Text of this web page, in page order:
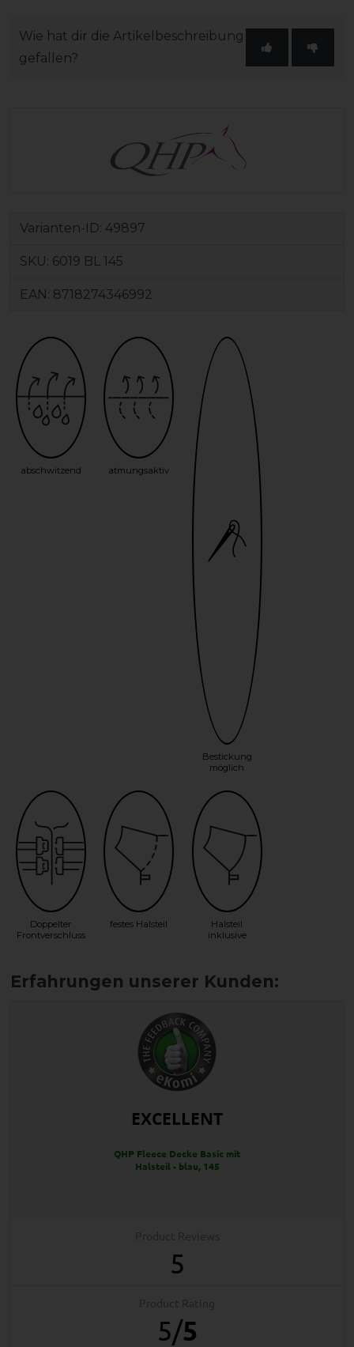
Wie hat dir die Artikelbeschreibung
gefallen?
Varianten-ID: 49897
SKU: 6019 BL 145
EAN: 8718274346992
abschwitzend atmungsaktiv
Bestickung
möglich
Doppelter
Frontverschluss
festes Halsteil
Halsteil
inklusive
EXCELLENT
QHP Fleece Decke Basic mit
Halsteil - blau, 145
5
5/5